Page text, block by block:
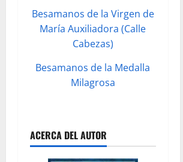
Besamanos de la Virgen de
María Auxiliadora (Calle
Cabezas)
Besamanos de la Medalla
Milagrosa
ACERCA DEL AUTOR